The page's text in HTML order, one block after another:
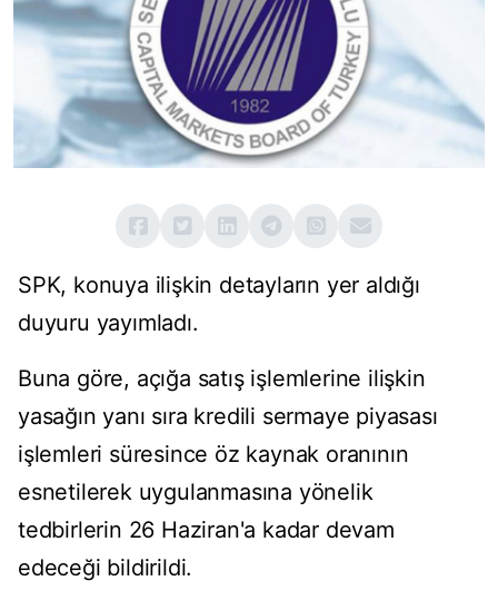
SPK, konuya ilişkin detayların yer aldığı
duyuru yayımladı.
Buna göre, açığa satış işlemlerine ilişkin
yasağın yanı sıra kredili sermaye piyasası
işlemleri süresince öz kaynak oranının
esnetilerek uygulanmasına yönelik
tedbirlerin 26 Haziran'a kadar devam
edeceği bildirildi.